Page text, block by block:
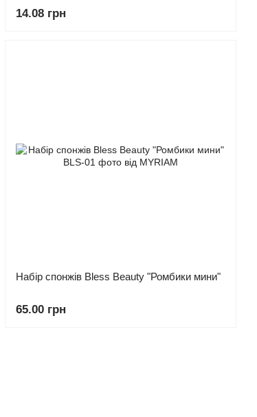
14.08 грн
Набір спонжів Bless Beauty "Ромбики мини"
65.00 грн